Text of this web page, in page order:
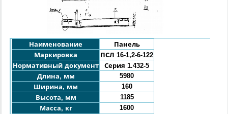
Наименование
Панель
Маркировка
ПСЛ 16-1,2-6-122
Нормативный документ
Серия 1.432-5
Длина, мм
5980
Ширина, мм
160
Высота, мм
1185
Масса, кг
1600